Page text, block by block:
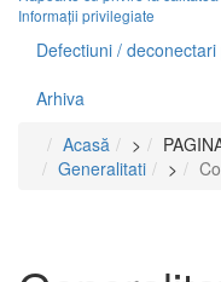
Informații privilegiate
Defectiuni /
Arhiva
Acasă
>
Generalitati
>